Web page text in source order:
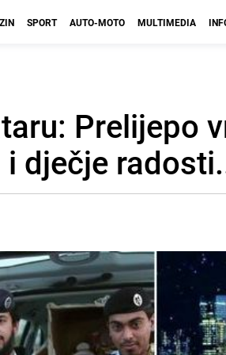
SPORT AUTO-MOTO MULTIMEDIA
Prelijepo
dječje